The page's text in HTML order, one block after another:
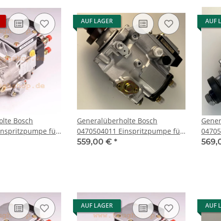
Bosch
DI
AUF LAGER
Generalüberholte Bosch
0470504011 Einspritzpumpe für
Opel Astra G OMEGA B VECTRA
559,00 € *
AUF
AUF LAGER AUF